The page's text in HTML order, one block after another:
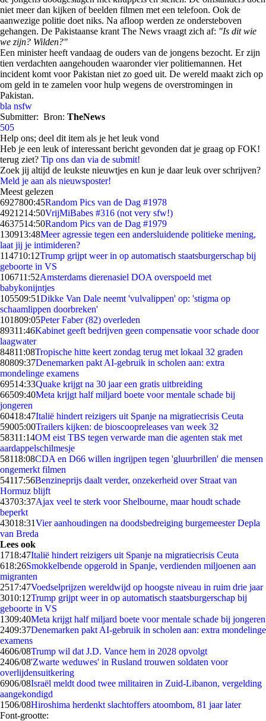
niet meer dan kijken of beelden filmen met een telefoon. Ook de
aanwezige politie doet niks. Na afloop werden ze ondersteboven
gehangen. De Pakistaanse krant The News vraagt zich af: "Is dit wie
we zijn? Wilden?"
Een minister heeft vandaag de ouders van de jongens bezocht. Er zijn
tien verdachten aangehouden waaronder vier politiemannen. Het
incident komt voor Pakistan niet zo goed uit. De wereld maakt zich op
om geld in te zamelen voor hulp wegens de overstromingen in
Pakistan.
bla nsfw
Submitter: Bron: TheNews
505
Help ons; deel dit item als je het leuk vond
Heb je een leuk of interessant bericht gevonden dat je graag op FOK!
terug ziet? Tip ons dan via de submit!
Zoek jij altijd de leukste nieuwtjes en kun je daar leuk over schrijven?
Meld je aan als nieuwsposter!
Meest gelezen
6927800:45Random Pics van de Dag #1978
4921214:50VrijMiBabes #316 (not very sfw!)
4637514:50Random Pics van de Dag #1979
130913:48Meer agressie tegen een andersluidende politieke mening,
laat jij je intimideren?
114710:12Trump grijpt weer in op automatisch staatsburgerschap bij
geboorte in VS
106711:52Amsterdams dierenasiel DOA overspoeld met
babykonijntjes
105509:51Dikke Van Dale neemt 'vulvalippen' op: 'stigma op
schaamlippen doorbreken'
101809:05Peter Faber (82) overleden
89311:46Kabinet geeft bedrijven geen compensatie voor schade door
laagwater
84811:08Tropische hitte keert zondag terug met lokaal 32 graden
80809:37Denemarken pakt AI-gebruik in scholen aan: extra
mondelinge examens
69514:33Quake krijgt na 30 jaar een gratis uitbreiding
66509:40Meta krijgt half miljard boete voor mentale schade bij
jongeren
60418:47Italië hindert reizigers uit Spanje na migratiecrisis Ceuta
59005:00Trailers kijken: de bioscoopreleases van week 32
58311:14OM eist TBS tegen verwarde man die agenten stak met
aardappelschilmesje
58118:08CDA en D66 willen ingrijpen tegen 'gluurbrillen' die mensen
ongemerkt filmen
54117:56Benzineprijs daalt verder, onzekerheid over Straat van
Hormuz blijft
43703:37Ajax veel te sterk voor Shelbourne, maar houdt schade
beperkt
43018:31Vier aanhoudingen na doodsbedreiging burgemeester Depla
van Breda
Lees ook
1718:47Italië hindert reizigers uit Spanje na migratiecrisis Ceuta
618:26Smokkelbende opgerold in Spanje, verdienden miljoenen aan
migranten
2517:47Voedselprijzen wereldwijd op hoogste niveau in ruim drie jaar
3010:12Trump grijpt weer in op automatisch staatsburgerschap bij
geboorte in VS
1309:40Meta krijgt half miljard boete voor mentale schade bij jongeren
2409:37Denemarken pakt AI-gebruik in scholen aan: extra mondelinge
examens
4606/08Trump wil dat J.D. Vance hem in 2028 opvolgt
2406/08'Zwarte weduwes' in Rusland trouwen soldaten voor
overlijdensuitkering
6906/08Israël meldt dood twee militairen in Zuid-Libanon, vergelding
aangekondigd
1506/08Hiroshima herdenkt slachtoffers atoombom, 81 jaar later
Font-grootte: